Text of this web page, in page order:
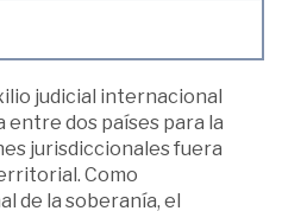
judicial internacional
dos países para la
jurisdiccionales fuera
Como
de la soberanía, el